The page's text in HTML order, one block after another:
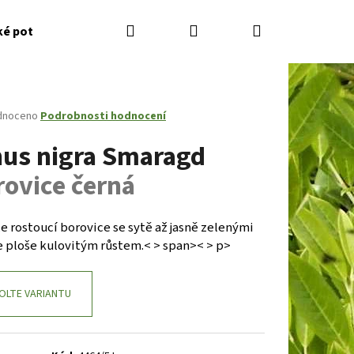
potřeby Kontakty Jak nakupovat
Hledat PřihlášeníNákupní
košík
Podrobnosti hodnocení
nigra Smaragd
černá
rostoucí borovice se sytě až jasně zelenými
ploše kulovitým růstem.< > span>< > p>
VARIANTU